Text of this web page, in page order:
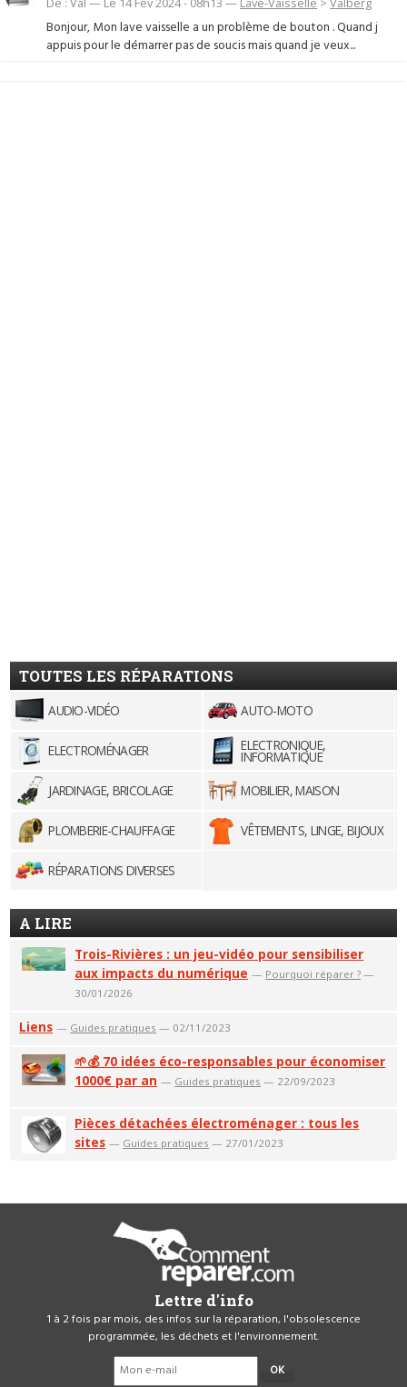
Bonjour, Mon lave vaisselle a un problème de bouton . Quand j
appuis pour le démarrer pas de soucis mais quand je veux...
TOUTES LES RÉPARATIONS
AUDIO-VIDÉO AUTO-MOTO
ELECTROMÉNAGER ELECTRONIQUE,
INFORMATIQUE
JARDINAGE, BRICOLAGE
MOBILIER, MAISON
PLOMBERIE-CHAUFFAGE VÊTEMENTS, LINGE, BIJOUX
RÉPARATIONS DIVERSES
A LIRE
Trois-Rivières : un jeu-vidéo pour sensibiliser
aux impacts du numérique — Pourquoi réparer ? —
30/01/2026
Liens — Guides pratiques — 02/11/2023
🌱💰 70 idées éco-responsables pour économiser
1000€ par an — Guides pratiques — 22/09/2023
Pièces détachées électroménager : tous les
sites — Guides pratiques — 27/01/2023
Lettre d'info
1 à 2 fois par mois, des infos sur la réparation, l'obsolescence
programmée, les déchets et l'environnement.
OK